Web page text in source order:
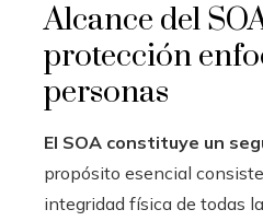
Alcance del
protección
personas
El SOA constituye un
propósito esencial
integridad física de todas